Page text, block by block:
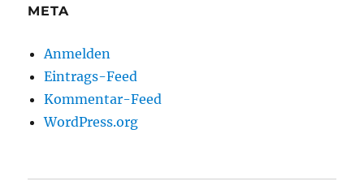
META
Anmelden
Eintrags-Feed
Kommentar-Feed
WordPress.org